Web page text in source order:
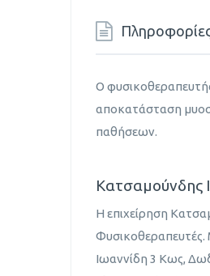
Ο
αποκατάσταση
παθήσεων.
Κατσαμούνδης
Η επιχείρηση
Φυσικοθεραπευτές.
Ιωαννίδη 3 Κως,